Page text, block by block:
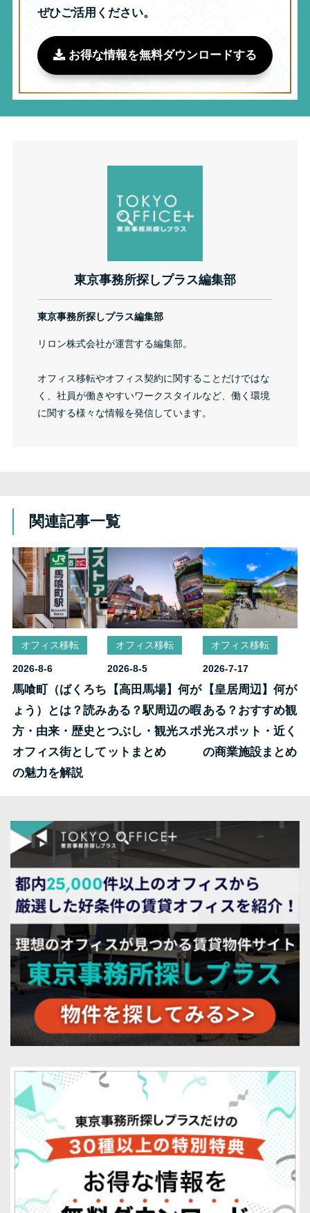
ぜひご活用ください。
お得な情報を無料ダウンロードする
東京事務所探しプラス編集部
東京事務所探しプラス編集部
リロン株式会社が運営する編集部。
オフィス移転やオフィス契約に関することだけではな
く、社員が働きやすいワークスタイルなど、働く環境
に関する様々な情報を発信しています。
関連記事一覧
オフィス移転
2026-8-6
馬喰町（ばくろち
ょう）とは？読み
方・由来・歴史と
オフィス街として
の魅力を解説
オフィス移転
2026-8-5
【高田馬場】何が
ある？駅周辺の暇
つぶし・観光スポ
ットまとめ
オフィス移転
2026-7-17
【皇居周辺】何が
ある？おすすめ観
光スポット・近く
の商業施設まとめ